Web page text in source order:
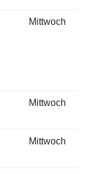
Mittwoch
Mittwoch
Mittwoch